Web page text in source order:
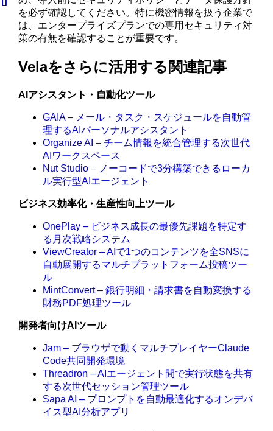
を必ず確認してください。特に機密情報を扱う企業で
は、エンタープライズプランでの専用セキュリティ対
策の有無を確認することが重要です。
Velaをさらに活用する関連記事
AIアシスタント・自動化ツール
GAIA – メール・タスク・スケジュールを自動管
理するAIパーソナルアシスタント
Organize AI – チーム情報を統合管理する次世代
AIワークスペース
Nut Studio – ノーコードで3分構築できるローカ
ル実行型AIエージェント
ビジネス効率化・生産性向上ツール
OnePlay – ビジネス成長の最優先課題を特定す
る月次戦略システム
ViewCreator – AIで1つのコンテンツを全SNSに
自動展開するマルチプラットフォーム投稿ツー
ル
MintConvert – 銀行明細・請求書を自動変換する
財務PDF処理ツール
開発者向けAIツール
Jam – ブラウザで動くマルチプレイヤーClaude
Code共同開発環境
Threadron – AIエージェント間で実行状態を共有
する次世代セッション管理ツール
Sapa AI – プロンプトを自動最適化するオンデバ
イス型AI分析アプリ